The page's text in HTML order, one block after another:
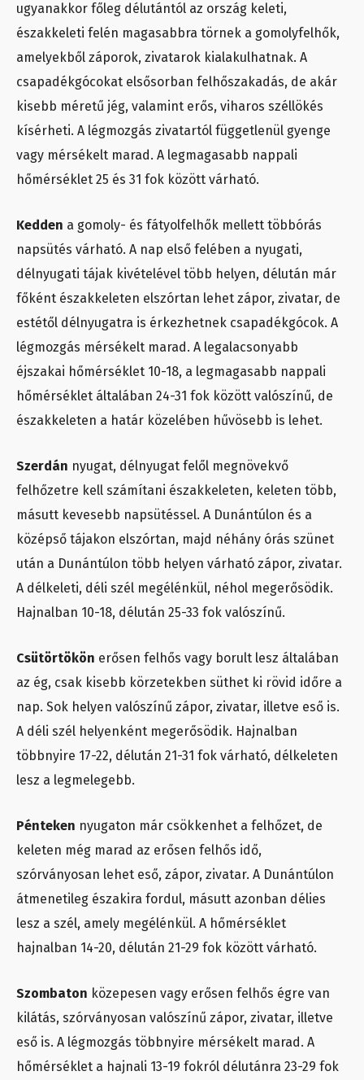
ugyanakkor főleg délutántól az ország keleti,
északkeleti felén magasabbra törnek a gomolyfelhők,
amelyekből záporok, zivatarok kialakulhatnak. A
csapadékgócokat elsősorban felhőszakadás, de akár
kisebb méretű jég, valamint erős, viharos széllökés
kísérheti. A légmozgás zivatartól függetlenül gyenge
vagy mérsékelt marad. A legmagasabb nappali
hőmérséklet 25 és 31 fok között várható.
Kedden a gomoly- és fátyolfelhők mellett többórás
napsütés várható. A nap első felében a nyugati,
délnyugati tájak kivételével több helyen, délután már
főként északkeleten elszórtan lehet zápor, zivatar, de
estétől délnyugatra is érkezhetnek csapadékgócok. A
légmozgás mérsékelt marad. A legalacsonyabb
éjszakai hőmérséklet 10-18, a legmagasabb nappali
hőmérséklet általában 24-31 fok között valószínű, de
északkeleten a határ közelében hűvösebb is lehet.
Szerdán nyugat, délnyugat felől megnövekvő
felhőzetre kell számítani északkeleten, keleten több,
másutt kevesebb napsütéssel. A Dunántúlon és a
középső tájakon elszórtan, majd néhány órás szünet
után a Dunántúlon több helyen várható zápor, zivatar.
A délkeleti, déli szél megélénkül, néhol megerősödik.
Hajnalban 10-18, délután 25-33 fok valószínű.
Csütörtökön erősen felhős vagy borult lesz általában
az ég, csak kisebb körzetekben süthet ki rövid időre a
nap. Sok helyen valószínű zápor, zivatar, illetve eső is.
A déli szél helyenként megerősödik. Hajnalban
többnyire 17-22, délután 21-31 fok várható, délkeleten
lesz a legmelegebb.
Pénteken nyugaton már csökkenhet a felhőzet, de
keleten még marad az erősen felhős idő,
szórványosan lehet eső, zápor, zivatar. A Dunántúlon
átmenetileg északira fordul, másutt azonban délies
lesz a szél, amely megélénkül. A hőmérséklet
hajnalban 14-20, délután 21-29 fok között várható.
Szombaton közepesen vagy erősen felhős égre van
kilátás, szórványosan valószínű zápor, zivatar, illetve
eső is. A légmozgás többnyire mérsékelt marad. A
hőmérséklet a hajnali 13-19 fokról délutánra 23-29 fok